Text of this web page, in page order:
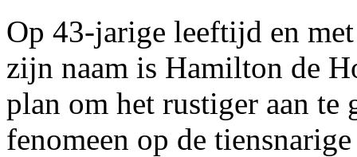
Op 43-jarige leeftijd en
zijn naam is Hamilton de
plan om het rustiger aan te
fenomeen op de